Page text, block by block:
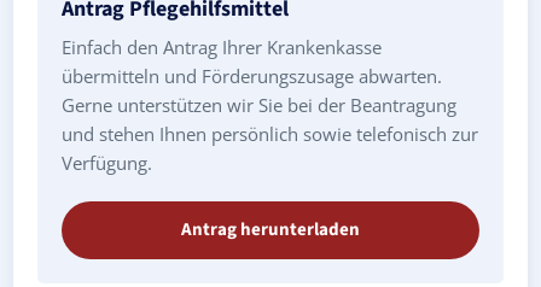
Antrag Pflegehilfsmittel
Einfach den Antrag Ihrer Krankenkasse
übermitteln und Förderungszusage abwarten.
Gerne unterstützen wir Sie bei der Beantragung
und stehen Ihnen persönlich sowie telefonisch zur
Verfügung.
Antrag herunterladen